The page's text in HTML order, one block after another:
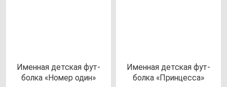
Имен­ная дет­ская фут­
бол­ка «Номер один»
Имен­ная дет­ская фут­
бол­ка «Прин­цес­са»